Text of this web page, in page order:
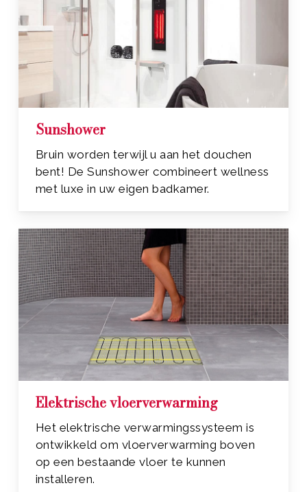
Sunshower
Bruin worden terwijl u aan het douchen
bent! De Sunshower combineert wellness
met luxe in uw eigen badkamer.
Elektrische vloerverwarming
Het elektrische verwarmingssysteem is
ontwikkeld om vloerverwarming boven
op een bestaande vloer te kunnen
installeren.